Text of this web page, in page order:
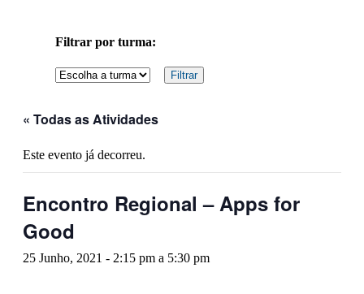
Filtrar por turma:
« Todas as Atividades
Este evento já decorreu.
Encontro Regional – Apps for
Good
25 Junho, 2021 - 2:15 pm a 5:30 pm